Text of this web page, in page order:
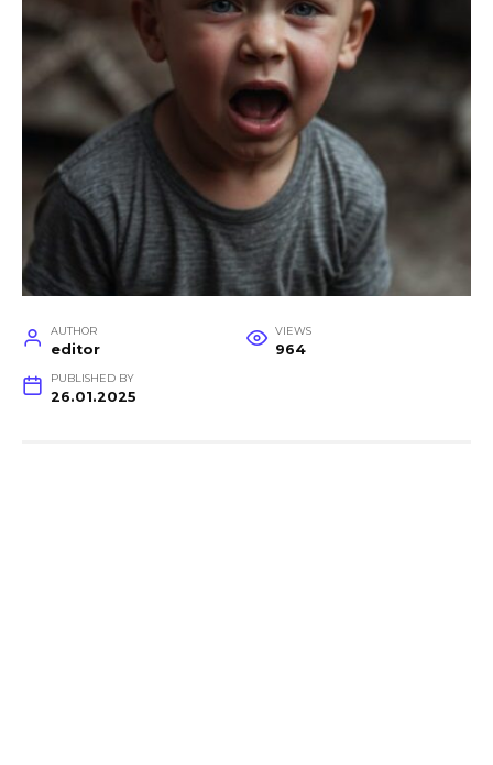
AUTHOR
editor
VIEWS
964
PUBLISHED BY
26.01.2025